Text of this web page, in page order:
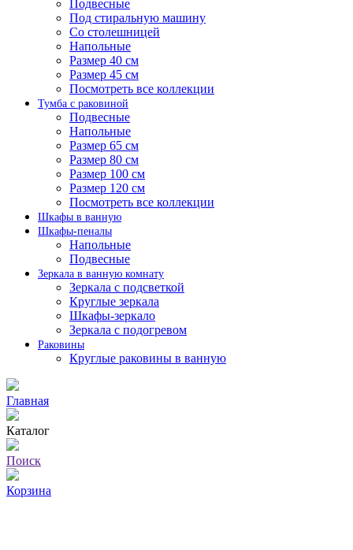
Подвесные
Под стиральную машину
Со столешницей
Напольные
Размер 40 см
Размер 45 см
Посмотреть все коллекции
Тумба с раковиной
Подвесные
Напольные
Размер 65 см
Размер 80 см
Размер 100 см
Размер 120 см
Посмотреть все коллекции
Шкафы в ванную
Шкафы-пеналы
Напольные
Подвесные
Зеркала в ванную комнату
Зеркала с подсветкой
Круглые зеркала
Шкафы-зеркало
Зеркала с подогревом
Раковины
Круглые раковины в ванную
Главная
Каталог
Поиск
Корзина